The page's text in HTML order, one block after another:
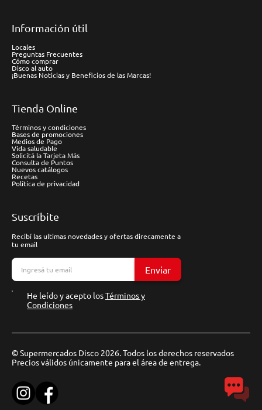
Información útil
Locales
Preguntas Frecuentes
Cómo comprar
Disco al auto
¡Buenas Noticias y Beneficios de las Marcas!
Tienda Online
Términos y condiciones
Bases de promociones
Medios de Pago
Vida saludable
Solicitá la Tarjeta Más
Consulta de Puntos
Nuevos catálogos
Recetas
Política de privacidad
Suscríbite
Recibí las ultimas novedades y ofertas direcamente a
tu email
Enviar
He leído y acepto losTérminos y
Condiciones
© Supermercados Disco 2026. Todos los derechos reservados
Precios válidos únicamente para el área de entrega.